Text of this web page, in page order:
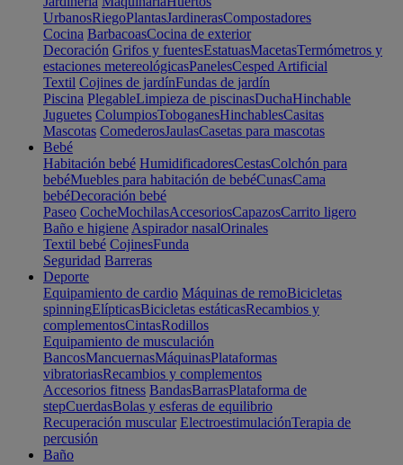
UrbanosRiegoPlantasJardinerasCompostadores
Cocina BarbacoasCocina de exterior
Decoración Grifos y fuentesEstatuasMacetasTermómetros y
estaciones metereológicasPanelesCesped Artificial
Textil Cojines de jardínFundas de jardín
Piscina PlegableLimpieza de piscinasDuchaHinchable
Juguetes ColumpiosToboganesHinchablesCasitas
Mascotas ComederosJaulasCasetas para mascotas
Bebé
Habitación bebé HumidificadoresCestasColchón para
bebéMuebles para habitación de bebéCunasCama
bebéDecoración bebé
Paseo CocheMochilasAccesoriosCapazosCarrito ligero
Baño e higiene Aspirador nasalOrinales
Textil bebé CojinesFunda
Seguridad Barreras
Deporte
Equipamiento de cardio Máquinas de remoBicicletas
spinningElípticasBicicletas estáticasRecambios y
complementosCintasRodillos
Equipamiento de musculación
BancosMancuernasMáquinasPlataformas
vibratoriasRecambios y complementos
Accesorios fitness BandasBarrasPlataforma de
stepCuerdasBolas y esferas de equilibrio
Recuperación muscular ElectroestimulaciónTerapia de
percusión
Baño